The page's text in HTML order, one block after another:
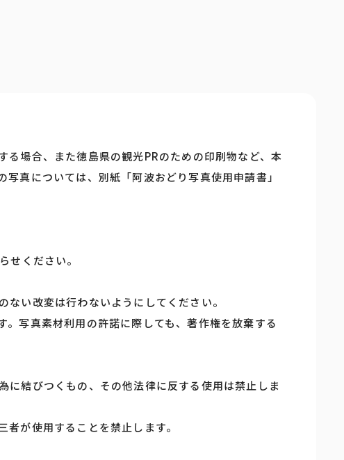
場合、また徳島県の観光PRのための印刷物など、本
真については、別紙「阿波おどり写真使用申請書」
ください。
い改変は行わないようにしてください。
写真素材利用の許諾に際しても、著作権を放棄する
結びつくもの、その他法律に反する使用は禁止しま
が使用することを禁止します。